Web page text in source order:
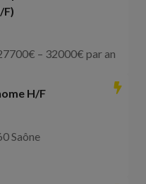
F)
€ – 32000€ par an
H/F
Saône